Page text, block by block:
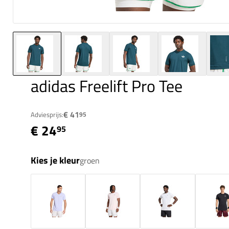
adidas Freelift Pro Tee
Adviesprijs:€ 4195
€ 2495
Kies je kleurgroen